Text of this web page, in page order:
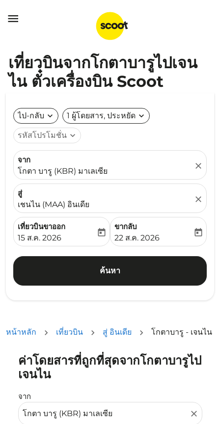

เที่ยวบินจากโกตาบารูไปเจน
ไน ตั๋วเครื่องบิน Scoot
ไป-กลับ expand_more 1 ผู้โดยสาร, ประหยัด expand_more
รหัสโปรโมชั่น expand_more
จาก
โกตา บารู (KBR) มาเลเซีย
close
สู่
เชนไน (MAA) อินเดีย
close
เที่ยวบินขาออก
fc-booking-departure-date-aria-label
15 ส.ค. 2026
today
ขากลับ
fc-booking-return-date-
22 ส.ค. 2026
today
ค้นหา
หน้าหลัก เที่ยวบิน สู่ อินเดีย โกตาบารู - เจนไน
ค่าโดยสารที่ถูกที่สุดจากโกตาบารูไป
เจนไน
จาก
close
ลองอัปเดตเส้นทางของคุณ (ต้นทางและ/หรือปลายทาง) หรื